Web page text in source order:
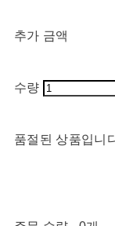
추가 금액
수량
품절된 상품입니